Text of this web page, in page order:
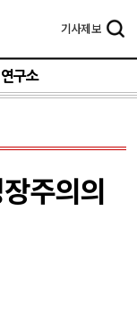
기사제보
연구소
주의의